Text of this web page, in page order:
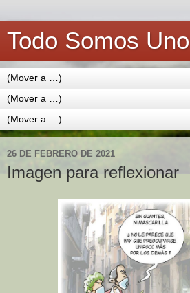
Todo Somos Uno
26 DE FEBRERO DE 2021
Imagen para reflexionar